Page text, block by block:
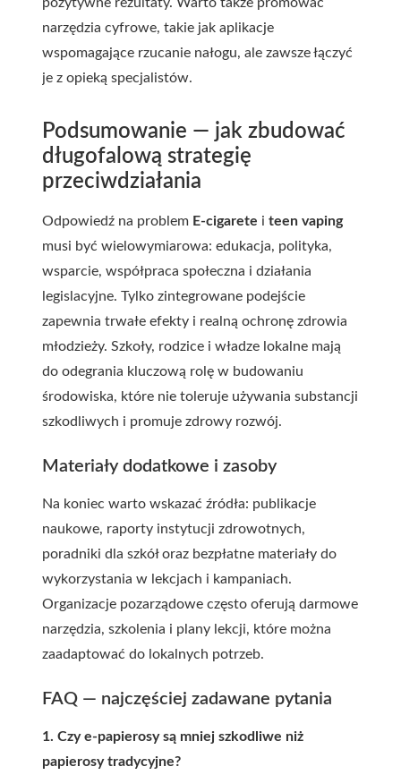
narzędzia cyfrowe, takie jak aplikacje
wspomagające rzucanie nałogu, ale zawsze łączyć
je z opieką specjalistów.
Podsumowanie — jak zbudować
długofalową strategię
przeciwdziałania
Odpowiedź na problem E-cigarete i teen vaping
musi być wielowymiarowa: edukacja, polityka,
wsparcie, współpraca społeczna i działania
legislacyjne. Tylko zintegrowane podejście
zapewnia trwałe efekty i realną ochronę zdrowia
młodzieży. Szkoły, rodzice i władze lokalne mają
do odegrania kluczową rolę w budowaniu
środowiska, które nie toleruje używania substancji
szkodliwych i promuje zdrowy rozwój.
Materiały dodatkowe i zasoby
Na koniec warto wskazać źródła: publikacje
naukowe, raporty instytucji zdrowotnych,
poradniki dla szkół oraz bezpłatne materiały do
wykorzystania w lekcjach i kampaniach.
Organizacje pozarządowe często oferują darmowe
narzędzia, szkolenia i plany lekcji, które można
zaadaptować do lokalnych potrzeb.
FAQ — najczęściej zadawane pytania
1. Czy e-papierosy są mniej szkodliwe niż
papierosy tradycyjne?